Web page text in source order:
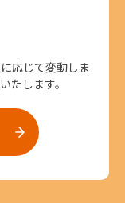
応じて変動しま
たします。